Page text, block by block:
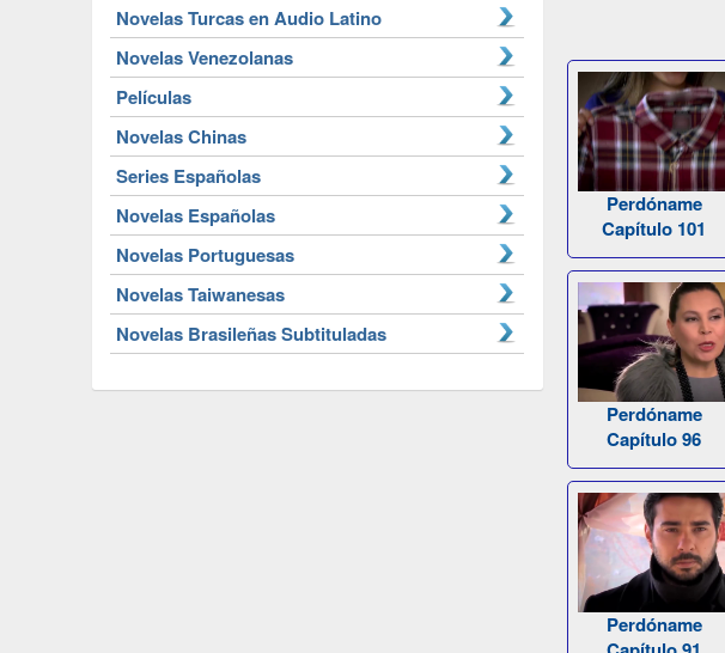
Novelas Turcas en Audio Latino
Novelas Venezolanas
Películas
Novelas Chinas
Series Españolas
Novelas Españolas
Novelas Portuguesas
Novelas Taiwanesas
Novelas Brasileñas Subtituladas
Perdóname
Capítulo 101
Perdóname
Capítulo 96
Perdóname